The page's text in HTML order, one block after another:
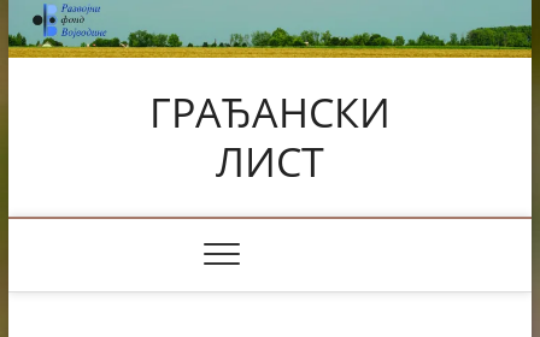
Skip
to
content
ГРАЂАНСКИ
ЛИСТ